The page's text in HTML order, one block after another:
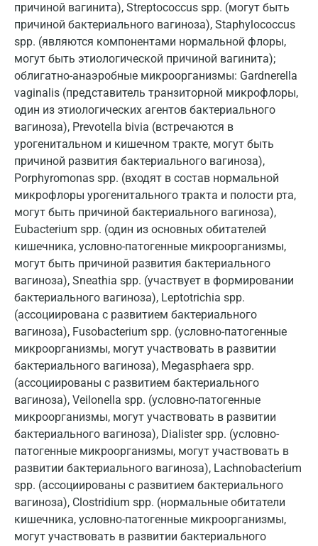
причиной вагинита), Streptococcus spp. (могут быть
причиной бактериального вагиноза), Staphylococcus
spp. (являются компонентами нормальной флоры,
могут быть этиологической причиной вагинита);
облигатно-анаэробные микроорганизмы: Gardnerella
vaginalis (представитель транзиторной микрофлоры,
один из этиологических агентов бактериального
вагиноза), Prevotella bivia (встречаются в
урогенитальном и кишечном тракте, могут быть
причиной развития бактериального вагиноза),
Porphyromonas spp. (входят в состав нормальной
микрофлоры урогенитального тракта и полости рта,
могут быть причиной бактериального вагиноза),
Eubacterium spp. (один из основных обитателей
кишечника, условно-патогенные микроорганизмы,
могут быть причиной развития бактериального
вагиноза), Sneathia spp. (участвует в формировании
бактериального вагиноза), Leptotrichia spp.
(ассоциирована с развитием бактериального
вагиноза), Fusobacterium spp. (условно-патогенные
микроорганизмы, могут участвовать в развитии
бактериального вагиноза), Megasphaera spp.
(ассоциированы с развитием бактериального
вагиноза), Veilonella spp. (условно-патогенные
микроорганизмы, могут участвовать в развитии
бактериального вагиноза), Dialister spp. (условно-
патогенные микроорганизмы, могут участвовать в
развитии бактериального вагиноза), Lachnobacterium
spp. (ассоциированы с развитием бактериального
вагиноза), Clostridium spp. (нормальные обитатели
кишечника, условно-патогенные микроорганизмы,
могут участвовать в развитии бактериального
Воронеж
Всеволожск
Гатчина
Геленджик
Голубое
Дзержинск
Дзержинский
Дмитров
Долгопрудный
Домодедово
Екатеринбург
Жуковский
Звенигород
Зеленоград
Иваново
Ивантеевка
Ижевск
Истра
Йошкар-Ола
Калининград